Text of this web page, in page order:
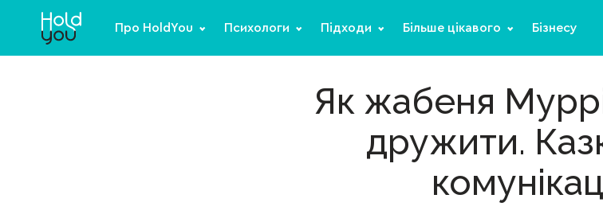
Про HoldYou Психологи Підходи Більше цікавого Бізнесу
Як жабеня
дружити.